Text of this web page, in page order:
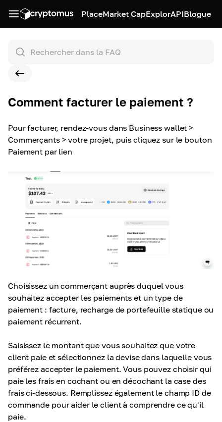
PlaceMarket CapExplorAPIBlogue
Comment facturer le paiement ?
Pour facturer, rendez-vous dans Business wallet >
Commerçants > votre projet, puis cliquez sur le bouton
Paiement par lien
Choisissez un commerçant auprès duquel vous
souhaitez accepter les paiements et un type de
paiement : facture, recharge de portefeuille statique ou
paiement récurrent.
Saisissez le montant que vous souhaitez que votre
client paie et sélectionnez la devise dans laquelle vous
préférez accepter le paiement. Vous pouvez choisir qui
paie les frais en cochant ou en décochant la case des
frais ci-dessous. Remplissez également le champ ID de
commande pour aider le client à comprendre ce qu'il
paie.